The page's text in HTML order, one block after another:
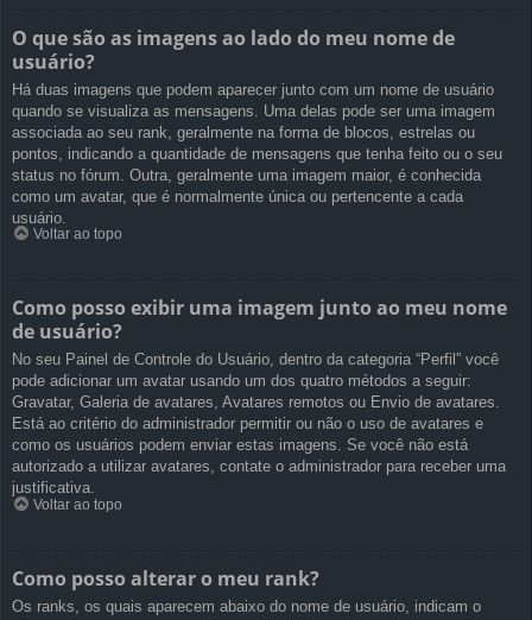
O que são as imagens ao lado do meu nome de
usuário?
Há duas imagens que podem aparecer junto com um nome de usuário
quando se visualiza as mensagens. Uma delas pode ser uma imagem
associada ao seu rank, geralmente na forma de blocos, estrelas ou
pontos, indicando a quantidade de mensagens que tenha feito ou o seu
status no fórum. Outra, geralmente uma imagem maior, é conhecida
como um avatar, que é normalmente única ou pertencente a cada
usuário.
Voltar ao topo
Como posso exibir uma imagem junto ao meu nome
de usuário?
No seu Painel de Controle do Usuário, dentro da categoria “Perfil” você
pode adicionar um avatar usando um dos quatro métodos a seguir:
Gravatar, Galeria de avatares, Avatares remotos ou Envio de avatares.
Está ao critério do administrador permitir ou não o uso de avatares e
como os usuários podem enviar estas imagens. Se você não está
autorizado a utilizar avatares, contate o administrador para receber uma
justificativa.
Voltar ao topo
Como posso alterar o meu rank?
Os ranks, os quais aparecem abaixo do nome de usuário, indicam o